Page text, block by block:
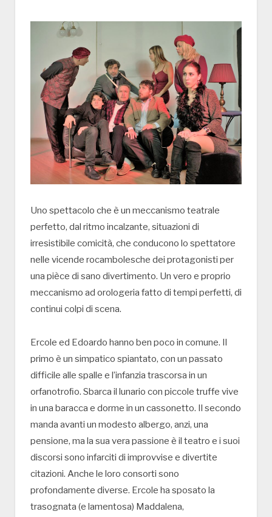
Uno spettacolo che è un meccanismo teatrale
perfetto, dal ritmo incalzante, situazioni di
irresistibile comicità, che conducono lo spettatore
nelle vicende rocambolesche dei protagonisti per
una pièce di sano divertimento. Un vero e proprio
meccanismo ad orologeria fatto di tempi perfetti, di
continui colpi di scena.
Ercole ed Edoardo hanno ben poco in comune. Il
primo è un simpatico spiantato, con un passato
difficile alle spalle e l’infanzia trascorsa in un
orfanotroﬁo. Sbarca il lunario con piccole truffe vive
in una baracca e dorme in un cassonetto. Il secondo
manda avanti un modesto albergo, anzi, una
pensione, ma la sua vera passione è il teatro e i suoi
discorsi sono infarciti di improvvise e divertite
citazioni. Anche le loro consorti sono
profondamente diverse. Ercole ha sposato la
trasognata (e lamentosa) Maddalena,